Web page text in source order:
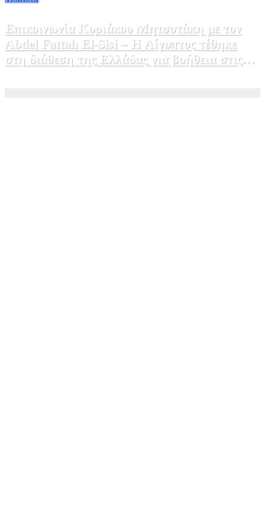
Επικοινωνία Κυριάκου Μητσοτάκη με τον
Abdel Fattah El-Sisi – Η Αίγυπτος τέθηκε
στη διάθεση της Ελλάδας για βοήθεια στις